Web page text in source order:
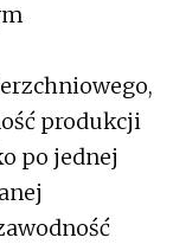
produkcji
po jednej